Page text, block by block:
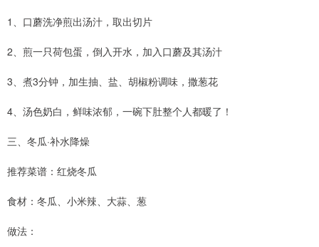
1、口蘑洗净煎出汤汁，取出切片
2、煎一只荷包蛋，倒入开水，加入口蘑及其汤汁
3、煮3分钟，加生抽、盐、胡椒粉调味，撒葱花
4、汤色奶白，鲜味浓郁，一碗下肚整个人都暖了！
三、冬瓜·补水降燥
推荐菜谱：红烧冬瓜
食材：冬瓜、小米辣、大蒜、葱
做法：